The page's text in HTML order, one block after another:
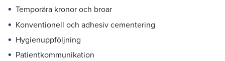
Temporära kronor och broar
Konventionell och adhesiv cementering
Hygienuppföljning
Patientkommunikation